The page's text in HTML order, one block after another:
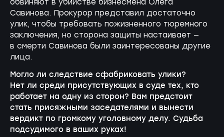
Савинова. Прокурор представил достаточно
улик, чтобы требовать пожизненного тюремного
заключения, но сторона защиты настаивает —
в смерти Савинова были заинтересованы другие
лица.
Могло ли следствие сфабриковать улики?
Нет ли среди присутствующих в суде тех, кто
работает на одну из сторон? Вам предстоит
стать присяжными заседателями и вынести
вердикт по громкому уголовному делу. Судьба
подсудимого в ваших руках!